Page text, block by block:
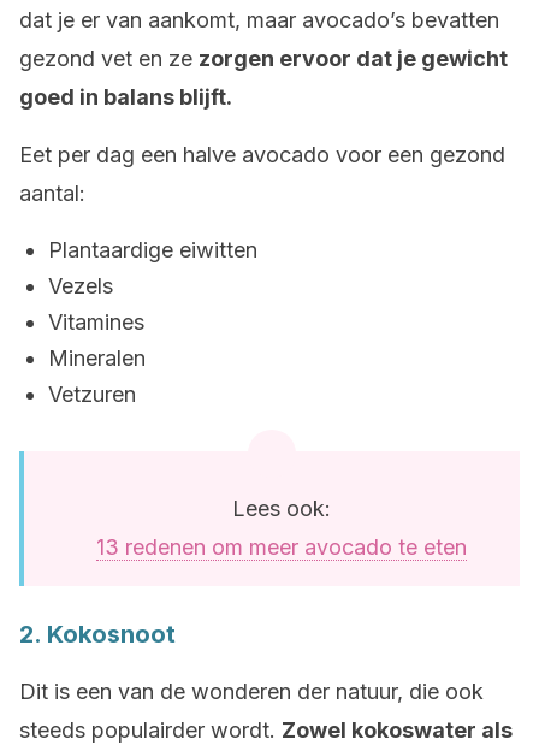
dat je er van aankomt, maar avocado’s bevatten
gezond vet en ze zorgen ervoor dat je gewicht
goed in balans blijft.
Eet per dag een halve avocado voor een gezond
aantal:
Plantaardige eiwitten
Vezels
Vitamines
Mineralen
Vetzuren
Lees ook:
13 redenen om meer avocado te eten
2. Kokosnoot
Dit is een van de wonderen der natuur, die ook
steeds populairder wordt. Zowel kokoswater als